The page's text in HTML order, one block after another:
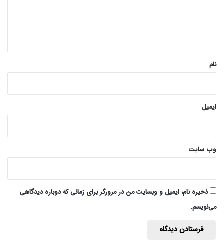
نام
ایمیل
وب‌ سایت
ذخیره نام، ایمیل و وبسایت من در مرورگر برای زمانی که دوباره دیدگاهی
می‌نویسم.